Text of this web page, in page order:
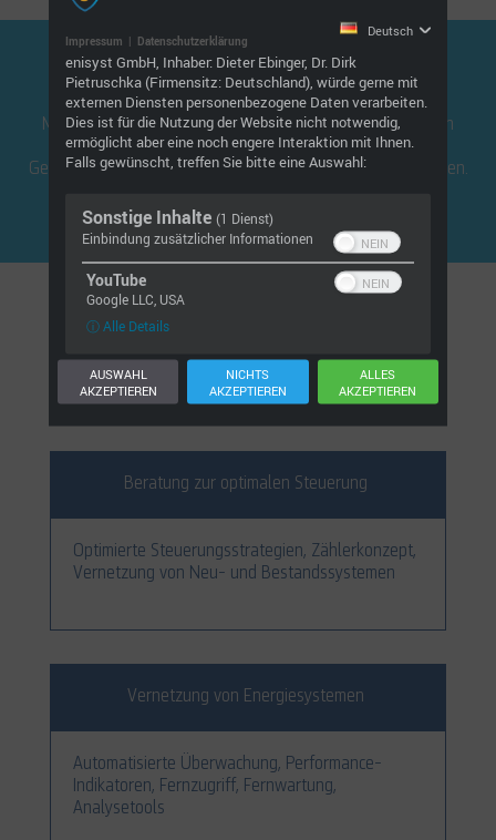
Interessiert?
Machen Sie Ihre Anlagen effizient und verschaffen Sie sich
einen Überblick über Ihre Liegenschaften.
Gerne beraten wir Sie über unsere Lösungen für Contractoren.
Kontakt
Unsere Leistungen für
Contractoren im Überblick:
Beratung zur optimalen Steuerung
Optimierte Steuerungsstrategien, Zählerkonzept,
Vernetzung von Neu- und Bestandssystemen
Vernetzung von Energiesystemen
Automatisierte Überwachung, Performance-
Indikatoren, Fernzugriff, Fernwartung,
Analysetools
Impressum | Datenschutzerklärung
Deutsch
enisyst GmbH, Inhaber: Dieter Ebinger, Dr. Dirk
Pietruschka (Firmensitz: Deutschland), würde gerne mit
externen Diensten personenbezogene Daten verarbeiten.
Dies ist für die Nutzung der Website nicht notwendig,
ermöglicht aber eine noch engere Interaktion mit Ihnen.
Falls gewünscht, treffen Sie bitte eine Auswahl:
Sonstige Inhalte (1 Dienst)
Einbindung zusätzlicher Informationen
YouTube
Google LLC, USA
ⓘ Alle Details
AUSWAHL
AKZEPTIEREN
NICHTS
AKZEPTIEREN
ALLES
AKZEPTIEREN